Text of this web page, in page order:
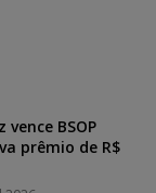
vence BSOP
prêmio de R$